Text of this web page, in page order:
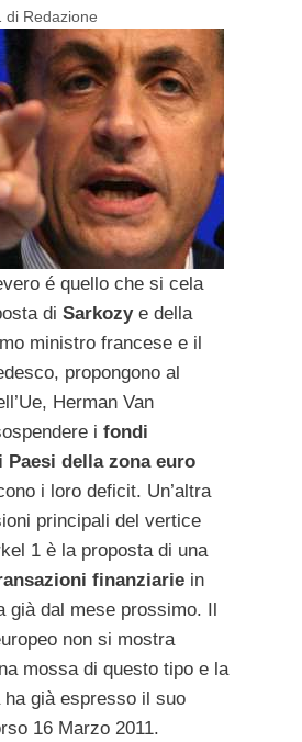
di Redazione
é quello che si cela
di Sarkozye della
ministro francese e il
propongono al
Herman Van
i fondi
della zona euro
i loro deficit. Un’altra
principali del vertice
1 è la proposta di una
finanziariein
già dal mese prossimo. Il
non si mostra
mossa di questo tipo e la
ha già espresso il suo
16 Marzo 2011.